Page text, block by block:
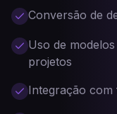
Conversão de
Uso de
projetos
Integração